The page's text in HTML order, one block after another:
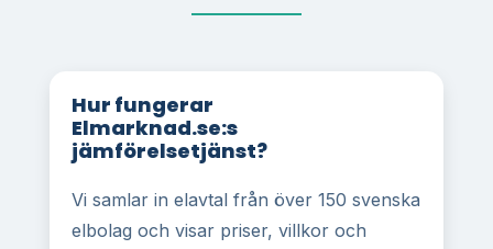
Hur fungerar
Elmarknad.se:s
jämförelsetjänst?
Vi samlar in elavtal från över 150 svenska
elbolag och visar priser, villkor och